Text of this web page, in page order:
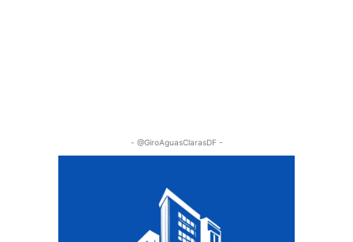
- @GiroAguasClarasDF -